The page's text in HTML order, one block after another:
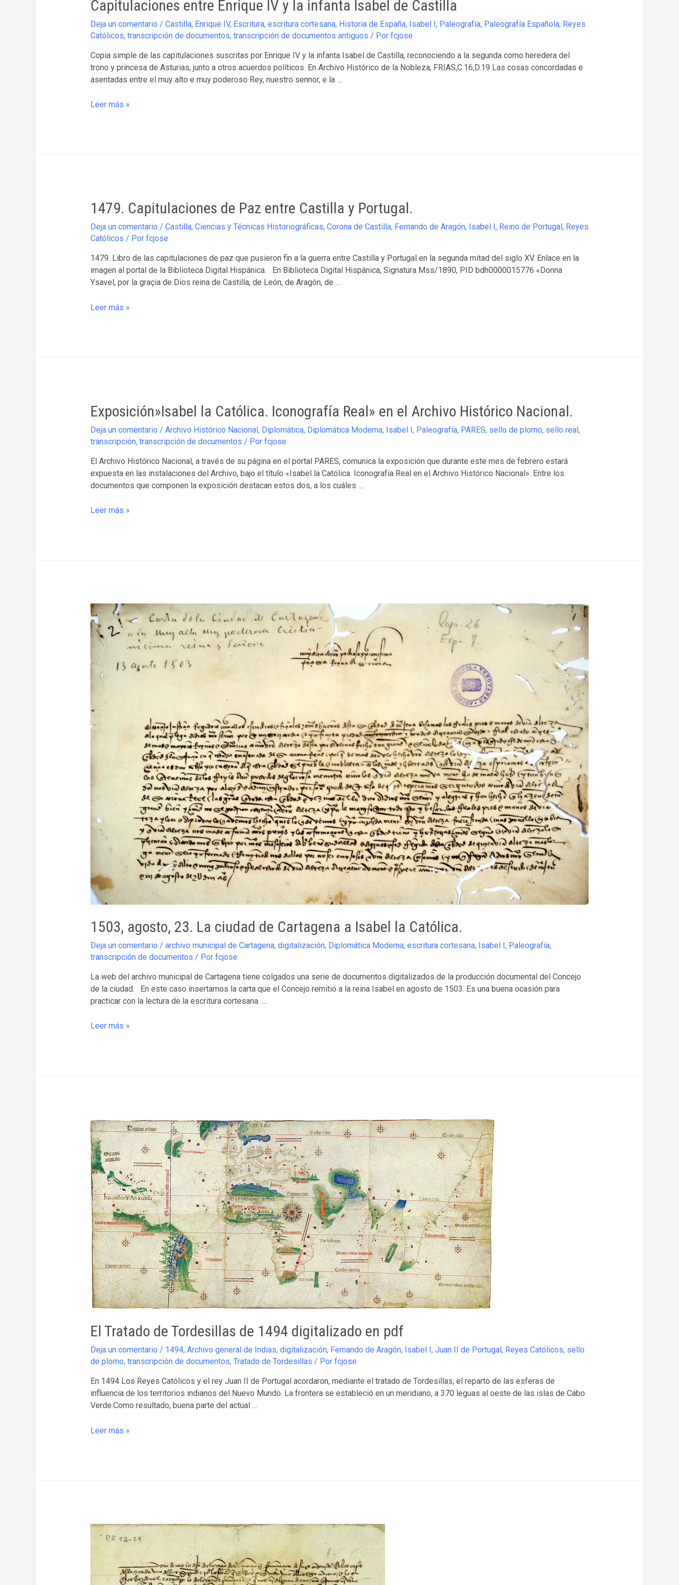
Capitulaciones entre Enrique IV y la infanta Isabel de Castilla
Deja un comentario / Castilla, Enrique IV, Escritura, escritura cortesana, Historia de España, Isabel I, Paleografía, Paleografía Española, Reyes
Católicos, transcripción de documentos, transcripción de documentos antiguos / Por fcjose
Copia simple de las capitulaciones suscritas por Enrique IV y la infanta Isabel de Castilla, reconociendo a la segunda como heredera del
trono y princesa de Asturias, junto a otros acuerdos políticos. En Archivo Histórico de la Nobleza, FRIAS,C.16,D.19 Las cosas concordadas e
asentadas entre el muy alto e muy poderoso Rey, nuestro sennor, e la …
Capitulaciones
de
Castilla
Leer más »
1479. Capitulaciones de Paz entre Castilla y Portugal.
Deja un comentario / Castilla, Ciencias y Técnicas Historiográficas, Corona de Castilla, Fernando de Aragón, Isabel I , Reino de Portugal , Reyes
Católicos / Por fcjose
1479. Libro de las capitulaciones de paz que pusieron fin a la guerra entre Castilla y Portugal en la segunda mitad del siglo XV. Enlace en la
imagen al portal de la Biblioteca Digital Hispánica. En Biblioteca Digital Hispánica, Signatura Mss/1890, PID bdh0000015776 «Donna
Ysavel, por la graçia de Dios reina de Castilla, de León, de Aragón, de …
1479.
Leer más »
Exposición»Isabel la Católica. Iconografía Real» en el Archivo Histórico Nacional.
Deja un comentario / Archivo Histórico Nacional, Diplomática, Diplomática Moderna, Isabel I, Paleografía, PARES, sello de plomo, sello real,
transcripción, transcripción de documentos / Por fcjose
El Archivo Histórico Nacional, a través de su página en el portal PARES, comunica la exposición que durante este mes de febrero estará
expuesta en las instalaciones del Archivo, bajo el título «Isabel la Católica. Iconografía Real en el Archivo Histórico Nacional». Entre los
documentos que componen la exposición destacan estos dos, a los cuáles …
Exposición»Isabel
Histórico
Nacional.
Leer más »
1503, agosto, 23. La ciudad de Cartagena a Isabel la Católica.
Deja un comentario / archivo municipal de Cartagena, digitalización, Diplomática Moderna, escritura cortesana, Isabel I, Paleografía,
transcripción de documentos / Por fcjose
La web del archivo municipal de Cartagena tiene colgados una serie de documentos digitalizados de la producción documental del Concejo
de la ciudad. En este caso insertamos la carta que el Concejo remitió a la reina Isabel en agosto de 1503. Es una buena ocasión para
practicar con la lectura de la escritura cortesana. …
1503,
Isabel
la
Católica.
Leer más »
El Tratado de Tordesillas de 1494 digitalizado en pdf
Deja un comentario / 1494, Archivo general de Indias, digitalización, Fernando de Aragón, Isabel I, Juan II de Portugal, Reyes Católicos, sello
de plomo, transcripción de documentos, Tratado de Tordesillas / Por fcjose
En 1494 Los Reyes Católicos y el rey Juan II de Portugal acordaron, mediante el tratado de Tordesillas, el reparto de las esferas de
influencia de los territorios indianos del Nuevo Mundo. La frontera se estableció en un meridiano, a 370 leguas al oeste de las islas de Cabo
Verde.Como resultado, buena parte del actual …
El
pdf
Leer más »